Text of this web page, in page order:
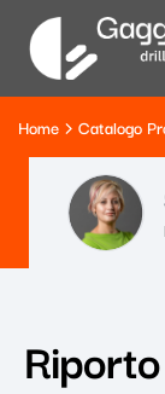
Home Catalogo